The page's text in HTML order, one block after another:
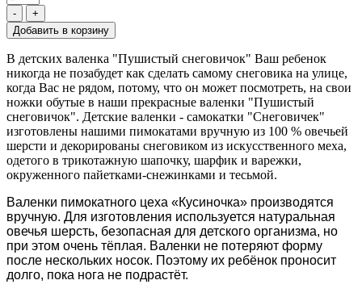
- +
В детских валенка "Пушистый снеговичок" Ваш ребенок
никогда не позабудет как сделать самому снеговика на улице,
когда Вас не рядом, потому, что он может посмотреть, на свои
ножки обутые в наши прекрасные валенки "Пушистый
снеговичок". Детские валенки - самокатки "Снеговичек"
изготовлены нашими пимокатами вручную из 100 % овечьей
шерсти и декорированы снеговиком из искусственного меха,
одетого в трикотажную шапочку, шарфик и варежки,
окруженного пайетками-снежинками и тесьмой.
Валенки пимокатного цеха «Кусиночка» производятся
вручную. Для изготовления используется натуральная
овечья шерсть, безопасная для детского организма, но
при этом очень тёплая. Валенки не потеряют форму
после нескольких носок. Поэтому их ребёнок проносит
долго, пока нога не подрастёт.